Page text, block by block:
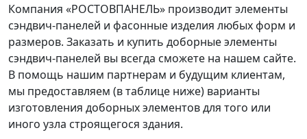
Компания «РОСТОВПАНЕЛЬ» производит элементы
сэндвич-панелей и фасонные изделия любых форм и
размеров. Заказать и купить доборные элементы
сэндвич-панелей вы всегда сможете на нашем сайте.
В помощь нашим партнерам и будущим клиентам,
мы предоставляем (в таблице ниже) варианты
изготовления доборных элементов для того или
иного узла строящегося здания.